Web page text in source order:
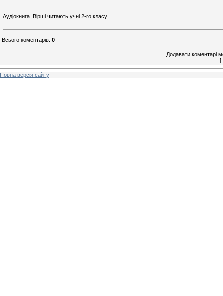
Аудіокнига. Вірші читають учні 2-го класу
Всього коментарів: 0
Додавати коментарі
[
Повна версія сайту